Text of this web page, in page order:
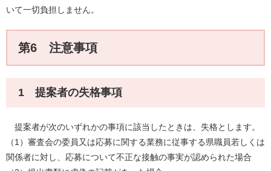
いて一切負担しません。
第6 注意事項
1 提案者の失格事項
提案者が次のいずれかの事項に該当したときは、失格とします。
（1）審査会の委員又は応募に関する業務に従事する県職員若しくは
関係者に対し、応募について不正な接触の事実が認められた場合